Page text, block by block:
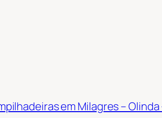
em Milagres – Olinda